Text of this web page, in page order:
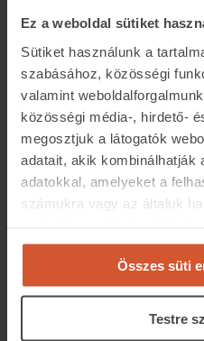
Ez a weboldal sütiket
Sütiket használunk a
szabásához, közösségi
valamint
közösségi média-, hirdető-
megosztjuk a látogatók
adatait, akik kombinálhatják
adatokkal, amelyeket a
számukra vagy az általuk
Összes süti
Testre
megjelenítenünk
amelyek a
érdekesek és
kizárólag a
koncentrálni, bele
személyességet
kitartónak kell
mikor érik be az
Az évek során lassan indult
ma már a megbízásaink
– De hogyan mérhető a